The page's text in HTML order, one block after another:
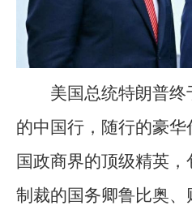
美国总统特朗普
的中国行，随行的豪
国政商界的顶级精英
制裁的国务卿鲁比奥